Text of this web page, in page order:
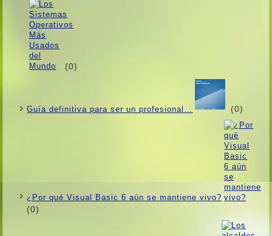
(0)
Guí­a definitiva para ser un profesional… (0)
¿Por qué Visual Basic 6 aún se mantiene vivo?
(0)